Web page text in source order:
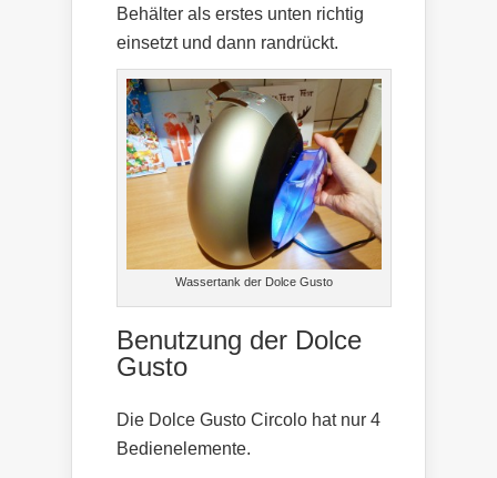
Behälter als erstes unten richtig
einsetzt und dann randrückt.
Wassertank der Dolce Gusto
Benutzung der Dolce
Gusto
Die Dolce Gusto Circolo hat nur 4
Bedienelemente.